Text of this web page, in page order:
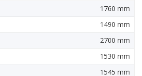
1760 mm
1490 mm
2700 mm
1530 mm
1545 mm